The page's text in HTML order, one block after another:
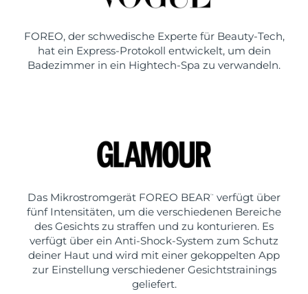
FOREO, der schwedische Experte für Beauty-Tech,
hat ein Express-Protokoll entwickelt, um dein
Badezimmer in ein Hightech-Spa zu verwandeln.
Das Mikrostromgerät FOREO BEAR ™
verfügt über
fünf Intensitäten, um die verschiedenen Bereiche
des Gesichts zu straffen und zu konturieren. Es
verfügt über ein Anti-Shock-System zum Schutz
deiner Haut und wird mit einer gekoppelten App
zur Einstellung verschiedener Gesichtstrainings
geliefert.